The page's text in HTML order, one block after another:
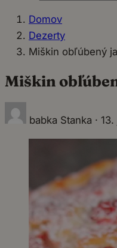
Domov
Dezerty
Miškin obľúbený
Miškin
babka Stanka ·